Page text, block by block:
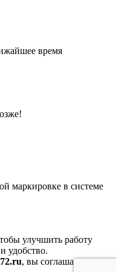
время
маркировке в системе
улучшить работу
удобство.
, вы соглашаетесь на